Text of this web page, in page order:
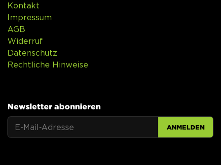
Kontakt
Impressum
AGB
Widerruf
Datenschutz
Rechtliche Hinweise
Newsletter abonnieren
ANMELDEN